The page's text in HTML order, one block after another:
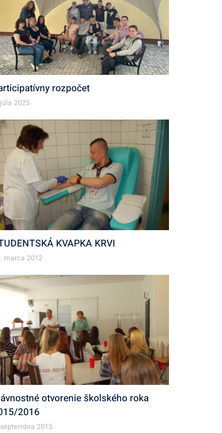
rozpočet
2025
KVAPKA KRVI
marca 2012
otvorenie školského roka
2016
2015